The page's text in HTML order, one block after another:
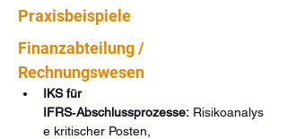
Praxisbeispiele
Finanzabteilung /
Rechnungswesen
IKS für
IFRS‑Abschlussprozesse: Risikoanalys
e kritischer Posten,